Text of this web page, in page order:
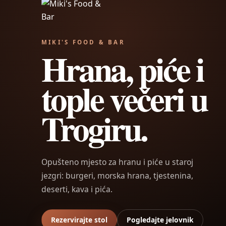
MIKI'S FOOD & BAR
Hrana, piće i
tople večeri u
Trogiru.
Opušteno mjesto za hranu i piće u staroj
jezgri: burgeri, morska hrana, tjestenina,
deserti, kava i pića.
Rezervirajte stol Pogledajte jelovnik